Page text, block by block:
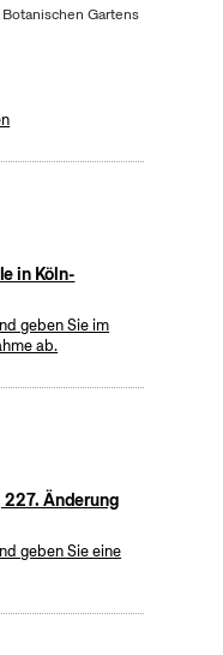
Gartens
in Köln-
geben Sie im
ab.
227. Änderung
geben Sie eine